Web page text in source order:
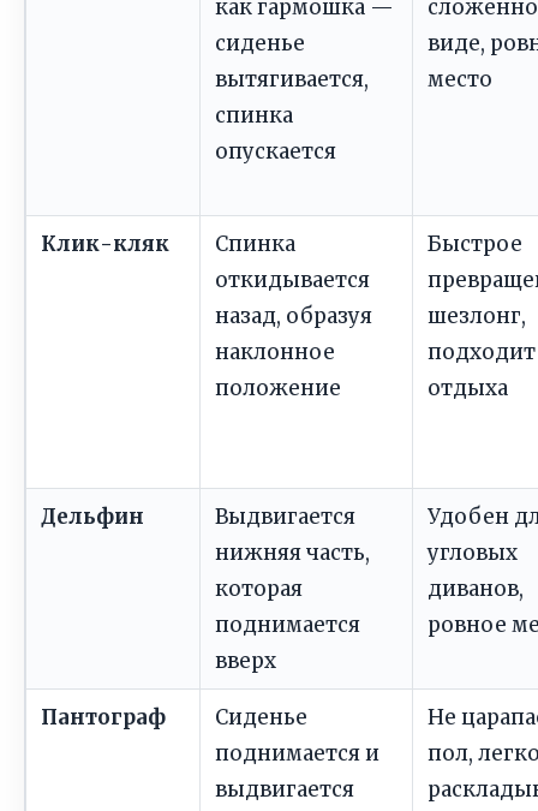
как гармошка —
сиденье
вытягивается,
спинка
опускается
виде,
место
Клик-кляк
Спинка
откидывается
назад, образуя
наклонное
положение
Быстрое
шезлонг,
отдыха
Дельфин
Выдвигается
нижняя часть,
которая
поднимается
вверх
Удобен
угловых
диванов,
ровное
Пантограф
Сиденье
поднимается и
выдвигается
Не
пол,